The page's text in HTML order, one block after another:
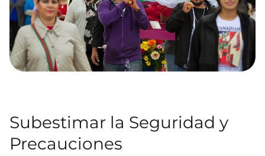
Subestimar la Seguridad y
Precauciones